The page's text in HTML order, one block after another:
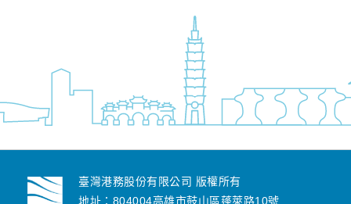
臺灣港務股份有限公司 版權所有
地址：804004高雄市鼓山區蓬萊路10號